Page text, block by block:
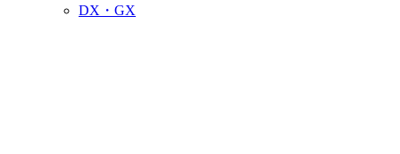
DX・GX